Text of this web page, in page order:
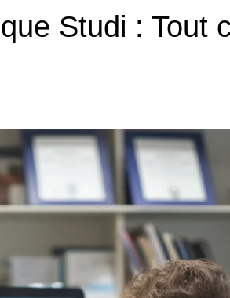
Studi : Tout